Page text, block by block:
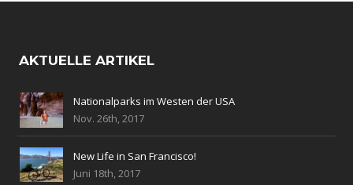
AKTUELLE ARTIKEL
Nationalparks im Westen der USA
Nov. 26th, 2017
New Life in San Francisco!
Juni 18th, 2017